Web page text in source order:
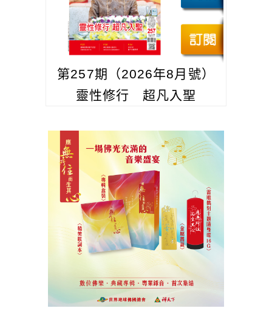
第257期（2026年8月號）
靈性修行 超凡入聖